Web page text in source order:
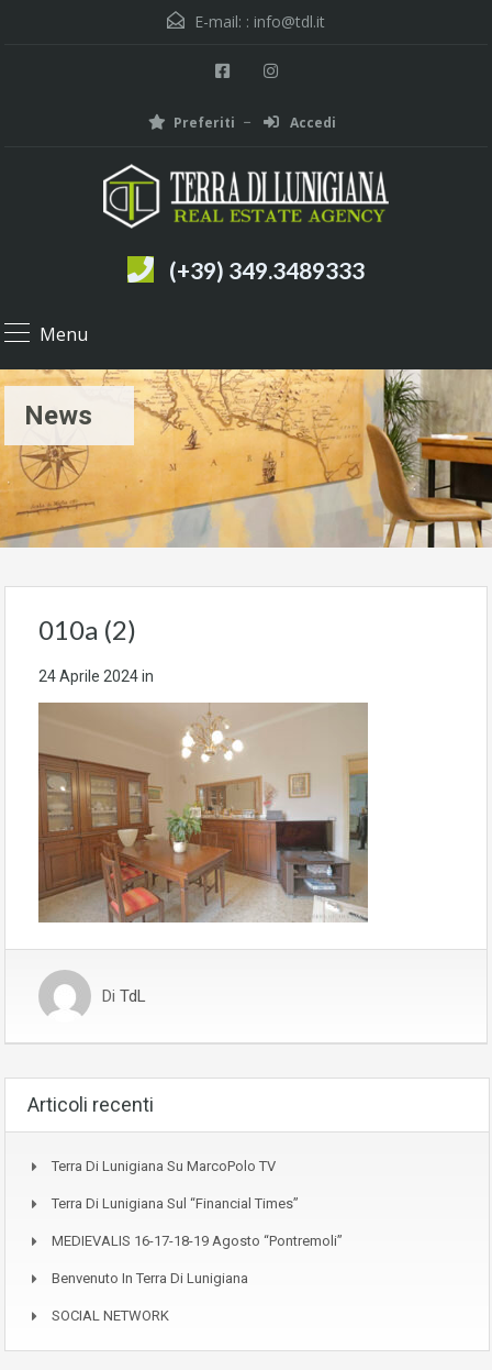
E-mail: : info@tdl.it
Preferiti Accedi
(+39) 349.3489333
Menu
News
010a (2)
24 Aprile 2024in
Di TdL
Articoli recenti
Terra Di Lunigiana Su MarcoPolo TV
Terra Di Lunigiana Sul “Financial Times”
MEDIEVALIS 16-17-18-19 Agosto “Pontremoli”
Benvenuto In Terra Di Lunigiana
SOCIAL NETWORK